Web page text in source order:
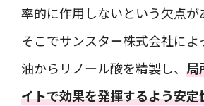
率的に作用しないという欠点が
そこでサンスター株式会社によ
油からリノール酸を精製し、 局
イトで効果を発揮するよう安